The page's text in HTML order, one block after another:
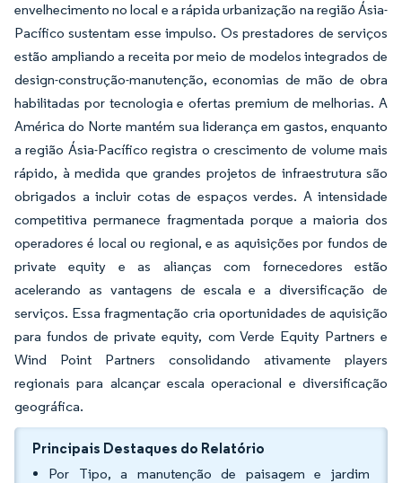
envelhecimento no local e a rápida urbanização na região Ásia-
Pacífico sustentam esse impulso. Os prestadores de serviços
estão ampliando a receita por meio de modelos integrados de
design-construção-manutenção, economias de mão de obra
habilitadas por tecnologia e ofertas premium de melhorias. A
América do Norte mantém sua liderança em gastos, enquanto
a região Ásia-Pacífico registra o crescimento de volume mais
rápido, à medida que grandes projetos de infraestrutura são
obrigados a incluir cotas de espaços verdes. A intensidade
competitiva permanece fragmentada porque a maioria dos
operadores é local ou regional, e as aquisições por fundos de
private equity e as alianças com fornecedores estão
acelerando as vantagens de escala e a diversificação de
serviços. Essa fragmentação cria oportunidades de aquisição
para fundos de private equity, com Verde Equity Partners e
Wind Point Partners consolidando ativamente players
regionais para alcançar escala operacional e diversificação
geográfica.
Principais Destaques do Relatório
Por Tipo, a manutenção de paisagem e jardim